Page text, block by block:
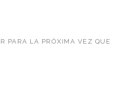
PARA LA PRÓXIMA VEZ QUE